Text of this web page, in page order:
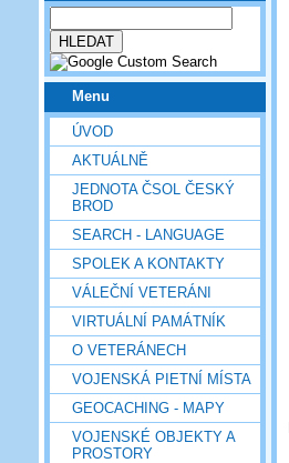
Menu
ÚVOD
AKTUÁLNĚ
JEDNOTA ČSOL ČESKÝ
BROD
SEARCH - LANGUAGE
SPOLEK A KONTAKTY
VÁLEČNÍ VETERÁNI
VIRTUÁLNÍ PAMÁTNÍK
O VETERÁNECH
VOJENSKÁ PIETNÍ MÍSTA
GEOCACHING - MAPY
VOJENSKÉ OBJEKTY A
PROSTORY